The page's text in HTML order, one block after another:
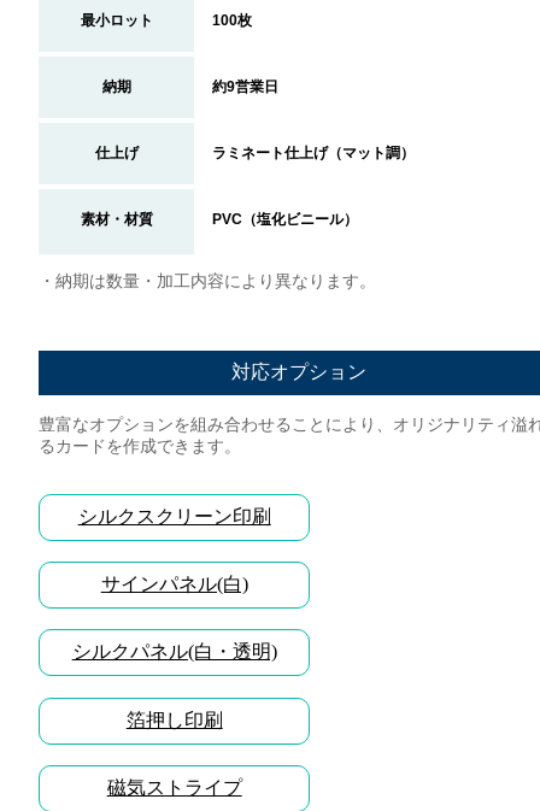
最小ロット 100枚
納期 約9営業日
仕上げ ラミネート仕上げ（マット調）
素材・材質 PVC（塩化ビニール）
・納期は数量・加工内容により異なります。
対応オプション
豊富なオプションを組み合わせることにより、オリジナリティ溢
るカードを作成できます。
シルクスクリーン印刷
サインパネル(白)
シルクパネル(白・透明)
箔押し印刷
磁気ストライプ